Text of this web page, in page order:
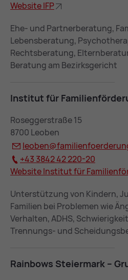
Web­site IFP
Ehe- und Partnerberatung,
Lebensberatung,
Rechtsberatung,
Beratung am Bezirksgericht
In­sti­tut für
Roseggerstraße 15
8700 Leoben
leo­ben@
+43 3842 42 220-20
Web­site In­sti­tut für
Unterstützung von Kindern,
Familien bei Problemen wie
Verhalten, ADHS,
Trennungs- und
Rain­bows Stei­er­mark –